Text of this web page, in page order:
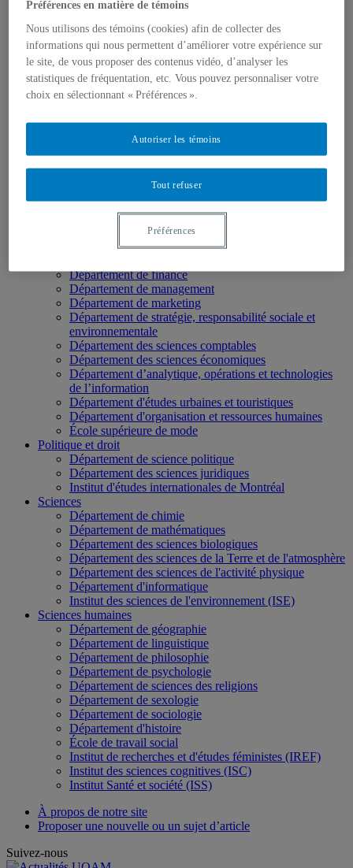
Arts
Département de musique
Département d'études littéraires
Département d'histoire de l'art
École de design
École des arts visuels et médiatiques
Département de communication sociale et publique
Département de didactique
Département de didactique des langues
Département d'éducation et formation spécialisées
Département d'éducation et pédagogie
Département de finance
Département de management
Département de marketing
Département de stratégie, responsabilité sociale et
environnementale
Département des sciences comptables
Département des sciences économiques
Département d’analytique, opérations et technologies
de l’information
Département d'études urbaines et touristiques
Département d'organisation et ressources humaines
École supérieure de mode
Politique et droit
Département de science politique
Département des sciences juridiques
Institut d'études internationales de Montréal
Sciences
Département de chimie
Département de mathématiques
Département des sciences biologiques
Département des sciences de la Terre et de l'atmosphère
Département des sciences de l'activité physique
Département d'informatique
Institut des sciences de l'environnement (ISE)
Sciences humaines
Département de géographie
Département de linguistique
Département de philosophie
Département de psychologie
Département de sciences des religions
Département de sexologie
Département de sociologie
Département d'histoire
École de travail social
Institut de recherches et d'études féministes (IREF)
Institut des sciences cognitives (ISC)
Institut Santé et société (ISS)
À propos de notre site
Proposer une nouvelle ou un sujet d’article
Suivez-nous
Préférences en matière de témoins
Nous utilisons des témoins (cookies) afin de collecter des
informations qui nous permettent d’améliorer votre expérience sur
le site, de vous proposer des contenus vidéo, d’analyser les
statistiques de fréquentation, etc. Vous pouvez personnaliser votre
choix en sélectionnant « Préférences ».
Tout refuser
Autoriser les témoins
Préférences